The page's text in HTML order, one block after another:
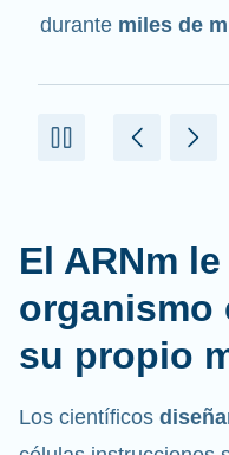
proteínas.
El ARNm
organismo
su propio
Los científicos